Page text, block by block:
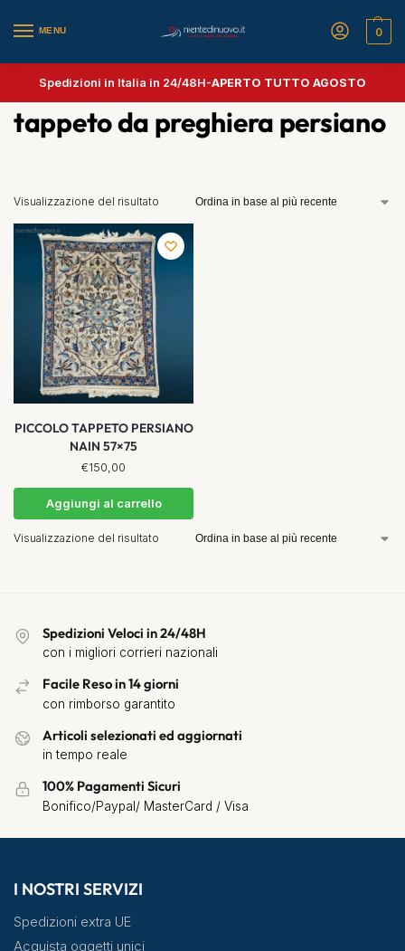
MENU 0
Spedizioni in Italia in 24/48H-APERTO TUTTO AGOSTO
tappeto da preghiera persiano
Visualizzazione del risultato
PICCOLO TAPPETO PERSIANO
NAIN 57×75
€150,00
Aggiungi al carrello
Visualizzazione del risultato
Spedizioni Veloci in 24/48H
con i migliori corrieri nazionali
Facile Reso in 14 giorni
con rimborso garantito
Articoli selezionati ed aggiornati
in tempo reale
100% Pagamenti Sicuri
Bonifico/Paypal/ MasterCard / Visa
I NOSTRI SERVIZI
Spedizioni extra UE
Acquista oggetti unici